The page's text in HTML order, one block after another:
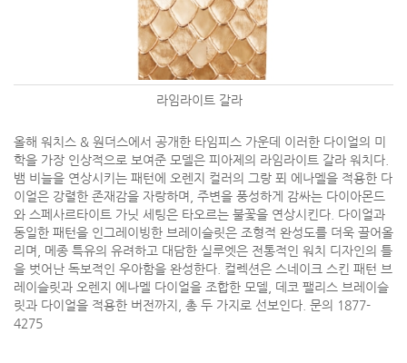
라임라이트 갈라
올해 워치스 & 원더스에서 공개한 타임피스 가운데 이러한 다이얼의 미
학을 가장 인상적으로 보여준 모델은 피아제의 라임라이트 갈라 워치다.
뱀 비늘을 연상시키는 패턴에 오렌지 컬러의 그랑 푀 에나멜을 적용한 다
이얼은 강렬한 존재감을 자랑하며, 주변을 풍성하게 감싸는 다이아몬드
와 스페사르타이트 가닛 세팅은 타오르는 불꽃을 연상시킨다. 다이얼과
동일한 패턴을 인그레이빙한 브레이슬릿은 조형적 완성도를 더욱 끌어올
리며, 메종 특유의 유려하고 대담한 실루엣은 전통적인 워치 디자인의 틀
을 벗어난 독보적인 우아함을 완성한다. 컬렉션은 스네이크 스킨 패턴 브
레이슬릿과 오렌지 에나멜 다이얼을 조합한 모델, 데코 팰리스 브레이슬
릿과 다이얼을 적용한 버전까지, 총 두 가지로 선보인다. 문의 1877-
4275